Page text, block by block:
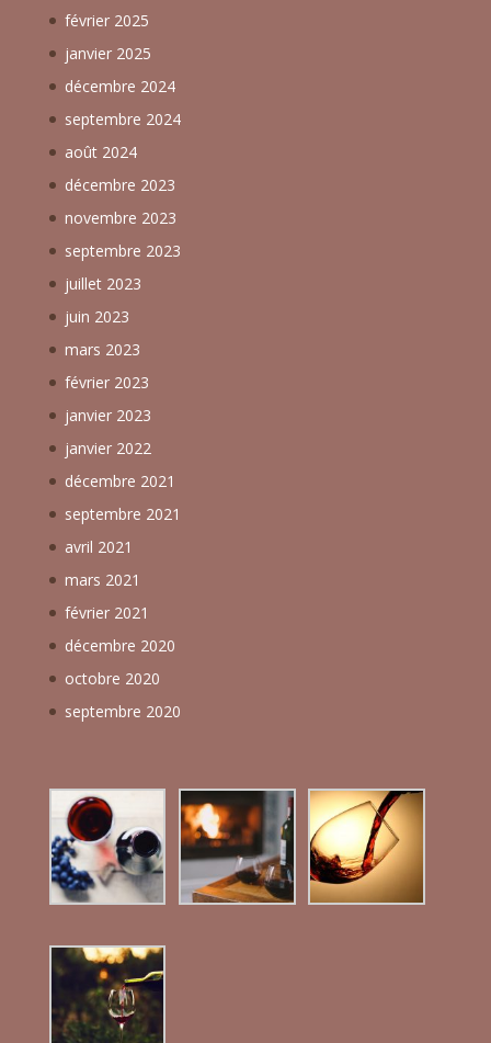
février 2025
janvier 2025
décembre 2024
septembre 2024
août 2024
décembre 2023
novembre 2023
septembre 2023
juillet 2023
juin 2023
mars 2023
février 2023
janvier 2023
janvier 2022
décembre 2021
septembre 2021
avril 2021
mars 2021
février 2021
décembre 2020
octobre 2020
septembre 2020